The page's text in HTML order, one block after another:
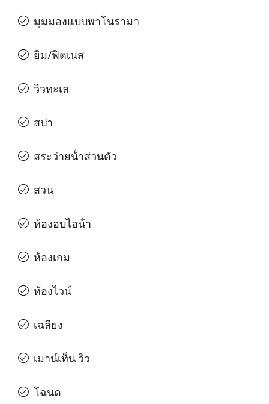
มุมมองแบบพาโนรามา
ยิม/ฟิตเนส
วิวทะเล
สปา
สระว่ายน้ําส่วนตัว
สวน
ห้องอบไอน้ํา
ห้องเกม
ห้องไวน์
เฉลียง
เมาน์เท็น วิว
โฉนด